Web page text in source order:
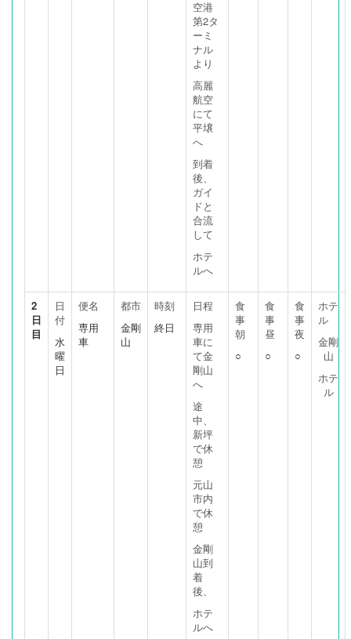
空港
第2タ
ーミ
ナル
より
高麗
航空
にて
平壌
へ
到着
後、
ガイ
ドと
合流
して
ホテ
ルへ
2
日
目
日
付
水
曜
日
便名
専用
車
都市
金剛
山
時刻
終日
日程
専用
車に
て金
剛山
へ
途
中、
新坪
で休
憩
元山
市内
で休
憩
金剛
山到
着
後、
ホテ
ルへ
食
事
朝
○
食
事
昼
○
食
事
夜
○
ホテ
ル
金剛
山
ホテ
ル